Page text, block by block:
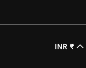
INR ₹